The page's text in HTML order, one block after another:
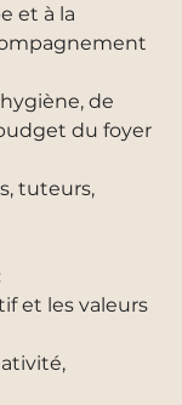
et à la
de
du foyer
tuteurs,
et les valeurs